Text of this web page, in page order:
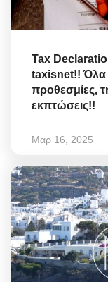
Tax
taxisnet!! Όλα
προθεσμίες,
εκπτώσεις!!
Μαρ 16, 2025